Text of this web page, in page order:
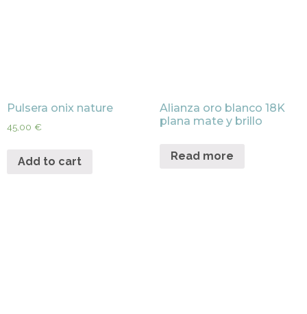
Pulsera onix nature
45,00 €
Add to cart
Alianza oro blanco 18K
plana mate y brillo
Read more